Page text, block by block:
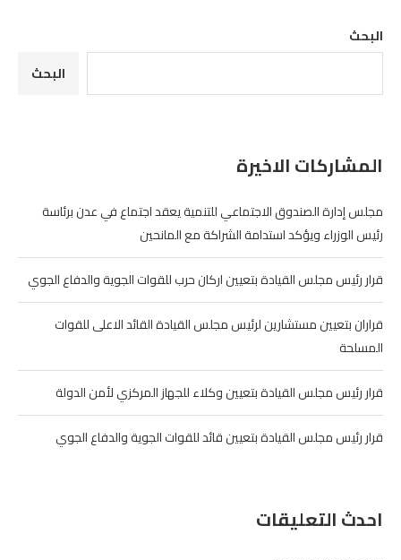
البحث
البحث
المشاركات الاخيرة
مجلس إدارة الصندوق الاجتماعي للتنمية يعقد اجتماع في عدن برئاسة
رئيس الوزراء ويؤكد استدامة الشراكة مع المانحين
قرار رئيس مجلس القيادة بتعيين اركان حرب للقوات الجوية والدفاع الجوي
قراران بتعيين مستشارين لرئيس مجلس القيادة القائد الاعلى للقوات
المسلحة
قرار رئيس مجلس القيادة بتعيين وكلاء للجهاز المركزي لأمن الدولة
قرار رئيس مجلس القيادة بتعيين قائد للقوات الجوية والدفاع الجوي
احدث التعليقات